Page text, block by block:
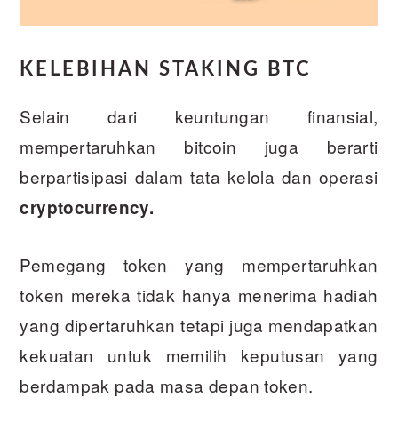
KELEBIHAN STAKING BTC
Selain dari keuntungan finansial,
mempertaruhkan bitcoin juga berarti
berpartisipasi dalam tata kelola dan operasi
cryptocurrency.
Pemegang token yang mempertaruhkan
token mereka tidak hanya menerima hadiah
yang dipertaruhkan tetapi juga mendapatkan
kekuatan untuk memilih keputusan yang
berdampak pada masa depan token.